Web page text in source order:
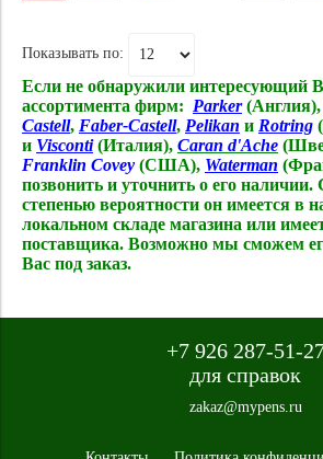
Показывать по:
Если не обнаружили интересующий
ассортимента фирм: Parker(Англия),
Castell, Faber-Castell, Pelikan и Rotring
и Visconti(Италия), Caran d'Ache
Franklin Covey (США), Waterman
позвонить и уточнить о его
степенью вероятности он имеется в
локальном складе магазина или
поставщика. Возможно мы сможем
Вас под заказ.
+7 926 287-51-
для справок
zakaz@mypens.ru